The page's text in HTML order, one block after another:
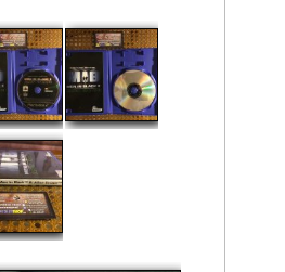
хорошее (рабочая поверхность
версия
5 (1оценка)